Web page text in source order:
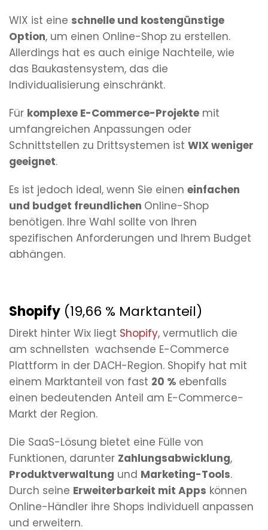
WIX ist eine schnelle und kostengünstige
Option, um einen Online-Shop zu erstellen.
Allerdings hat es auch einige Nachteile, wie
das Baukastensystem, das die
Individualisierung einschränkt.
Für komplexe E-Commerce-Projekte mit
umfangreichen Anpassungen oder
Schnittstellen zu Drittsystemen ist WIX weniger
geeignet.
Es ist jedoch ideal, wenn Sie einen einfachen
und budget freundlichen Online-Shop
benötigen. Ihre Wahl sollte von Ihren
spezifischen Anforderungen und Ihrem Budget
abhängen.
Shopify (19,66 % Marktanteil)
Direkt hinter Wix liegt Shopify, vermutlich die
am schnellsten wachsende E-Commerce
Plattform in der DACH-Region. Shopify hat mit
einem Marktanteil von fast 20 % ebenfalls
einen bedeutenden Anteil am E-Commerce-
Markt der Region.
Die SaaS-Lösung bietet eine Fülle von
Funktionen, darunter Zahlungsabwicklung,
Produktverwaltung und Marketing-Tools.
Durch seine Erweiterbarkeit mit Apps können
Online-Händler ihre Shops individuell anpassen
und erweitern.